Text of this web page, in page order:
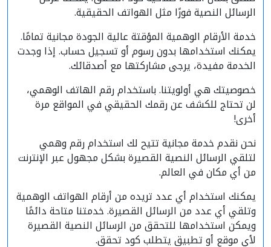
الرسائل النصية فورًا مثل الهواتف الحقيقية.
خدمة الأرقام الوهمية المؤقتة عالية الجودة مجانية تمامًا.
يمكنك استخدامها بدون رسوم أو تسجيل حساب. إذا وجدت
الخدمة مفيدة، يرجى مشاركتها مع أصدقائك.
خصوصيتك هي أولويتنا. باستخدام رقم الهاتف الوهمي،
لن تحتاج للكشف عن رقمك الحقيقي في المواقع مرة
أخرى!
نحن نقدم خدمة مجانية تتيح لك استخدام رقم وهمي
لتلقي الرسائل النصية القصيرة بشكل مجهول عبر الإنترنت
من أي مكان في العالم.
يمكنك استخدام أي عدد تريده من أرقام الهواتف الوهمية
وتلقي أي عدد من الرسائل القصيرة. خدمتنا متاحة دائمًا
ويمكن استخدامها للتحقق من الرسائل النصية القصيرة
لأي موقع أو تطبيق يتطلب كود تحقق.